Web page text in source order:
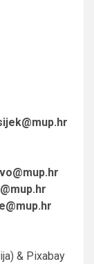
& Pixabay